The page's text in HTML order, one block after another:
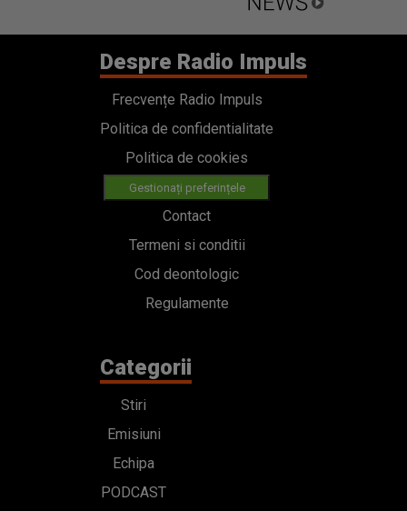
Despre Radio Impuls
Frecvențe Radio Impuls
Politica de confidentialitate
Politica de cookies
Gestionați preferințele
Contact
Termeni si conditii
Cod deontologic
Regulamente
Categorii
Stiri
Emisiuni
Echipa
PODCAST